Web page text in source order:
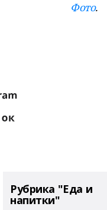
Фото.
Рубрика "Еда и
напитки"